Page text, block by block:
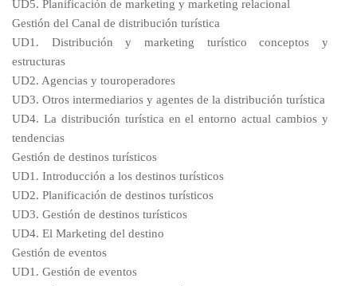
UD5. Planificación de marketing y marketing relacional
Gestión del Canal de distribución turística
UD1. Distribución y marketing turístico conceptos y
estructuras
UD2. Agencias y touroperadores
UD3. Otros intermediarios y agentes de la distribución turística
UD4. La distribución turística en el entorno actual cambios y
tendencias
Gestión de destinos turísticos
UD1. Introducción a los destinos turísticos
UD2. Planificación de destinos turísticos
UD3. Gestión de destinos turísticos
UD4. El Marketing del destino
Gestión de eventos
UD1. Gestión de eventos